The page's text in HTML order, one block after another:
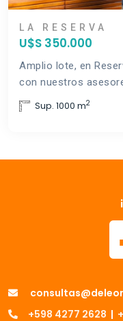
LA RESERVA
U$S 350.000
Amplio lote, en
con nuestros
Sup. 1000 m2
+598 4277 2628 |